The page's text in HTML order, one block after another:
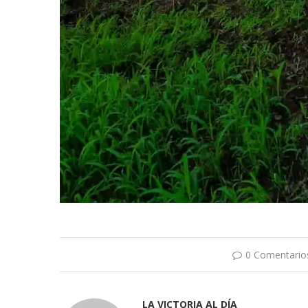
0
LA VICTORIA AL DÍA